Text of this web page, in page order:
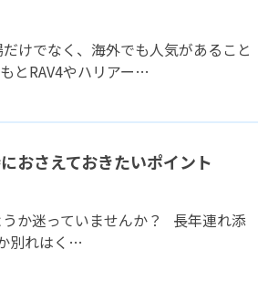
けでなく、海外でも人気があること
とRAV4やハリアー…
おさえておきたいポイント
か迷っていませんか？ 長年連れ添
別れはく…